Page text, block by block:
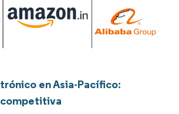
en Asia-Pacífico: